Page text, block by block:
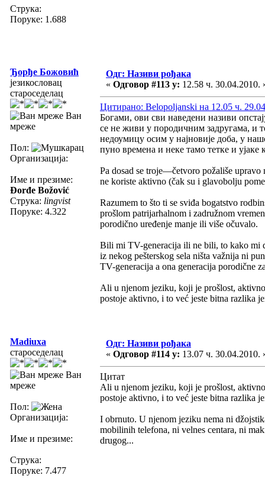
Струка:
Поруке: 1.688
Ђорђе Божовић
језикословац
староседелац
Ван
мреже
Пол:
Организација:
Име и презиме:
Đorđe Božović
Струка: lingvist
Поруке: 4.322
Одг: Називи рођака
« Одговор #113 у: 12.58 ч. 30.04.2010.
Цитирано: Belopoljanski на 12.05 ч.
Богами, ови сви наведени називи
се не живи у породичним задругама, и
недоумицу осим у најновије доба, у
пуно времена и неке тамо тетке и
Pa dosad se troje—četvoro požališe
ne koriste aktivno (čak su i glavobolju
Razumem to što ti se sviđa bogatstvo
prošlom patrijarhalnom i zadružnom
porodično uređenje manje ili više očuvalo.
Bili mi TV-generacija ili ne bili, to kako mi
iz nekog pešterskog sela ništa važnija ni
TV-generacija a ona generacija porodične
Ali u njenom jeziku, koji je prošlost,
postoje aktivno, i to već jeste bitna razlika
Madiuxa
староседелац
Ван
мреже
Пол:
Организација:
Име и презиме:
Струка:
Поруке: 7.477
Одг: Називи рођака
« Одговор #114 у: 13.07 ч. 30.04.2010.
Цитат
Ali u njenom jeziku, koji je prošlost,
postoje aktivno, i to već jeste bitna razlika
I obrnuto. U njenom jeziku nema ni
mobilinih telefona, ni velnes centara, ni
drugog...